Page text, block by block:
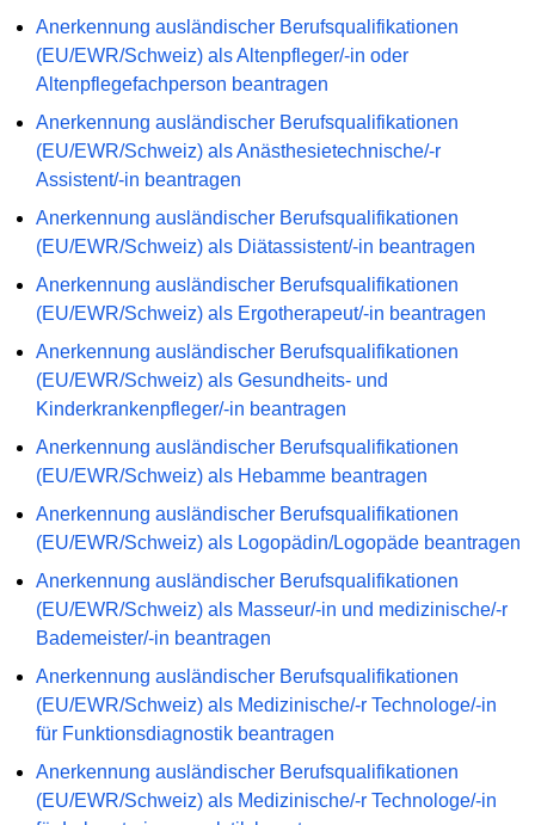
Anerkennung ausländischer Berufsqualifikationen
(EU/EWR/Schweiz) als Altenpfleger/-in oder
Altenpflegefachperson beantragen
Anerkennung ausländischer Berufsqualifikationen
(EU/EWR/Schweiz) als Anästhesietechnische/-r
Assistent/-in beantragen
Anerkennung ausländischer Berufsqualifikationen
(EU/EWR/Schweiz) als Diätassistent/-in beantragen
Anerkennung ausländischer Berufsqualifikationen
(EU/EWR/Schweiz) als Ergotherapeut/-in beantragen
Anerkennung ausländischer Berufsqualifikationen
(EU/EWR/Schweiz) als Gesundheits- und
Kinderkrankenpfleger/-in beantragen
Anerkennung ausländischer Berufsqualifikationen
(EU/EWR/Schweiz) als Hebamme beantragen
Anerkennung ausländischer Berufsqualifikationen
(EU/EWR/Schweiz) als Logopädin/Logopäde beantragen
Anerkennung ausländischer Berufsqualifikationen
(EU/EWR/Schweiz) als Masseur/-in und medizinische/-r
Bademeister/-in beantragen
Anerkennung ausländischer Berufsqualifikationen
(EU/EWR/Schweiz) als Medizinische/-r Technologe/-in
für Funktionsdiagnostik beantragen
Anerkennung ausländischer Berufsqualifikationen
(EU/EWR/Schweiz) als Medizinische/-r Technologe/-in